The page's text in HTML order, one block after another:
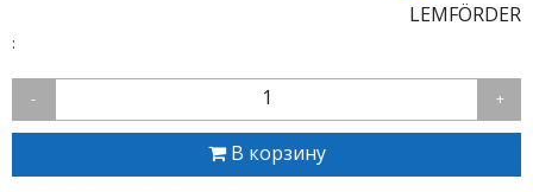
LEMFÖRDER
:
- 1 +
В корзину